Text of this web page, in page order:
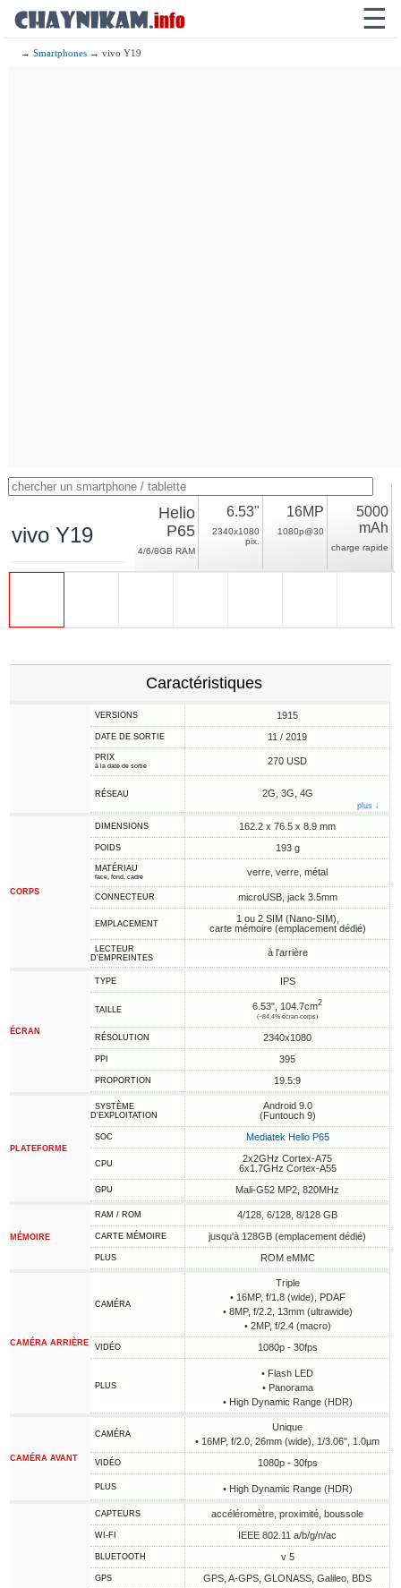
☰
→Smartphones → vivo Y19
vivo Y19
Helio
P65
4/6/8GB RAM
6.53"
2340x1080
pix.
16MP
1080p@30
5000
mAh
charge rapide
Caractéristiques
VERSIONS 1915
DATE DE SORTIE 11 / 2019
PRIX
à la date de sortie 270 USD
RÉSEAU 2G, 3G, 4G
plus ↓
CORPS
DIMENSIONS 162.2 x 76.5 x 8.9 mm
POIDS 193 g
MATÉRIAU
face, fond, cadre verre, verre, métal
CONNECTEUR microUSB, jack 3.5mm
EMPLACEMENT
1 ou 2 SIM (Nano-SIM),
carte mémoire (emplacement dédié)
LECTEUR
D'EMPREINTES
à l'arrière
ÉCRAN
TYPE IPS
TAILLE 6.53", 104.7cm2
(~84.4% écran-corps)
RÉSOLUTION 2340x1080
PPI 395
PROPORTION 19.5:9
PLATEFORME
SYSTÈME
D'EXPLOITATION
Android 9.0
(Funtouch 9)
SOC Mediatek Helio P65
CPU
2x2GHz Cortex-A75
6x1.7GHz Cortex-A55
GPU Mali-G52 MP2, 820MHz
MÉMOIRE
RAM / ROM 4/128, 6/128, 8/128 GB
CARTE MÉMOIRE jusqu'à 128GB (emplacement dédié)
PLUS ROM eMMC
CAMÉRA ARRIÈRE
CAMÉRA
Triple
• 16MP, f/1.8 (wide), PDAF
• 8MP, f/2.2, 13mm (ultrawide)
• 2MP, f/2.4 (macro)
VIDÉO 1080p - 30fps
PLUS
• Flash LED
• Panorama
• High Dynamic Range (HDR)
CAMÉRA AVANT
CAMÉRA
Unique
• 16MP, f/2.0, 26mm (wide), 1/3.06", 1.0µm
VIDÉO 1080p - 30fps
PLUS • High Dynamic Range (HDR)
CAPTEURS accéléromètre, proximité, boussole
WI-FI IEEE 802.11 a/b/g/n/ac
BLUETOOTH v 5
GPS GPS, A-GPS, GLONASS, Galileo, BDS